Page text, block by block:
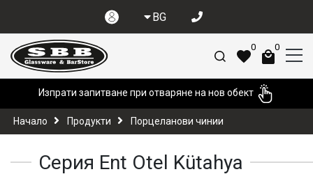
BG
0 0
Изпрати запитване при отваряне на нов обект
Начало Продукти Порцеланови чинии
Серия Ent Otel Kütahya